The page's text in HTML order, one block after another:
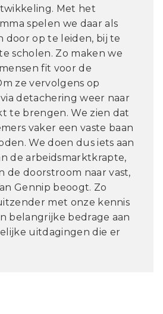
Met het
spelen we daar als
door op te leiden, bij te
scholen. Zo maken we
fit voor de
ze vervolgens op
detachering weer naar
te brengen. We zien dat
vaker een vaste baan
We doen dus iets aan
de arbeidsmarktkrapte,
de doorstroom naar vast,
Gennip beoogt. Zo
met onze kennis
belangrijke bedrage aan
uitdagingen die er